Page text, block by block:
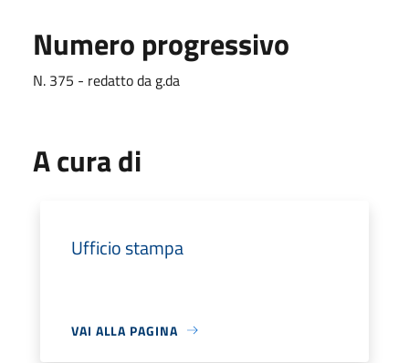
Numero progressivo
N. 375 - redatto da g.da
A cura di
Ufficio stampa
VAI ALLA PAGINA